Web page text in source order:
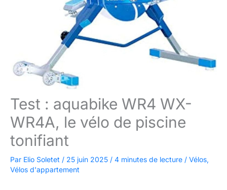
Test : aquabike WR4 WX-
WR4A, le vélo de piscine
tonifiant
Par Elio Soletet / 25 juin 2025 / 4 minutes de lecture / Vélos,
Vélos d'appartement